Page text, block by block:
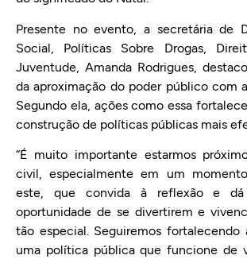
Presente no evento, a secretária de
Social, Políticas Sobre Drogas,
Juventude, Amanda Rodrigues,
da aproximação do poder público com
Segundo ela, ações como essa
construção de políticas públicas mais
“É muito importante estarmos
civil, especialmente em um
este, que convida à reflexão e
oportunidade de se divertirem e
tão especial. Seguiremos fortalecendo
uma política pública que funcione de